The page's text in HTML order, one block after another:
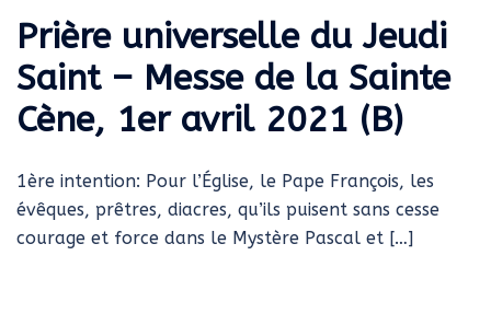
Prière universelle du Jeudi
Saint – Messe de la Sainte
Cène, 1er avril 2021 (B)
1ère intention: Pour l’Église, le Pape François, les
évêques, prêtres, diacres, qu’ils puisent sans cesse
courage et force dans le Mystère Pascal et […]